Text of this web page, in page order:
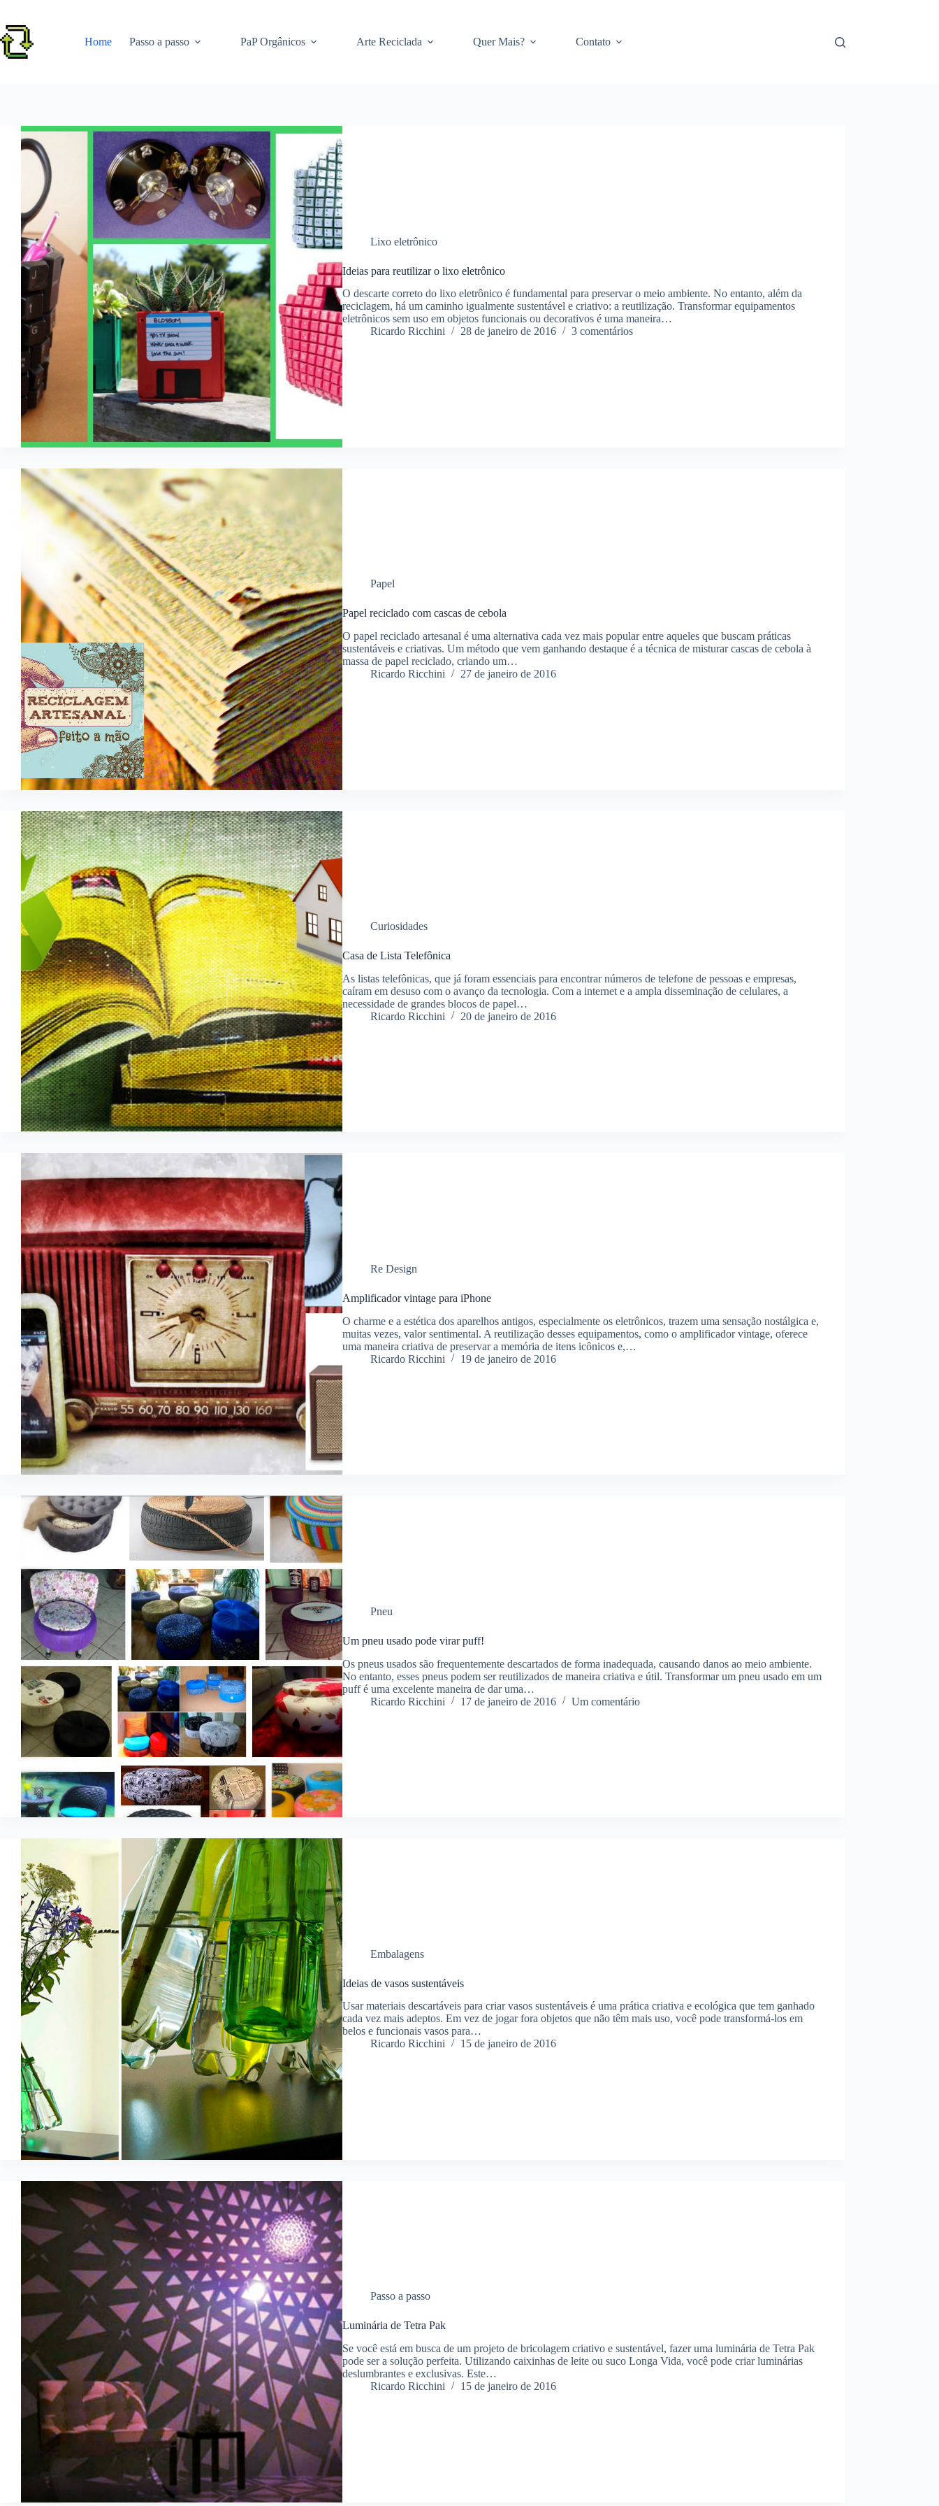
conteúdo
Home Passo a passo PaP Orgânicos Arte Reciclada Quer Mais? Contato
Lixo eletrônico
Ideias para reutilizar o lixo eletrônico
O descarte correto do lixo eletrônico é fundamental para preservar o meio ambiente. No entanto, além da
reciclagem, há um caminho igualmente sustentável e criativo: a reutilização. Transformar equipamentos
eletrônicos sem uso em objetos funcionais ou decorativos é uma maneira…
Ricardo Ricchini
28 de janeiro de 2016 3 comentários
Papel
Papel reciclado com cascas de cebola
O papel reciclado artesanal é uma alternativa cada vez mais popular entre aqueles que buscam práticas
sustentáveis e criativas. Um método que vem ganhando destaque é a técnica de misturar cascas de cebola à
massa de papel reciclado, criando um…
Ricardo Ricchini
27 de janeiro de 2016
Curiosidades
Casa de Lista Telefônica
As listas telefônicas, que já foram essenciais para encontrar números de telefone de pessoas e empresas,
caíram em desuso com o avanço da tecnologia. Com a internet e a ampla disseminação de celulares, a
necessidade de grandes blocos de papel…
Ricardo Ricchini
20 de janeiro de 2016
Re Design
Amplificador vintage para iPhone
O charme e a estética dos aparelhos antigos, especialmente os eletrônicos, trazem uma sensação nostálgica e,
muitas vezes, valor sentimental. A reutilização desses equipamentos, como o amplificador vintage, oferece
uma maneira criativa de preservar a memória de itens icônicos e,…
Ricardo Ricchini
19 de janeiro de 2016
Pneu
Um pneu usado pode virar puff!
Os pneus usados são frequentemente descartados de forma inadequada, causando danos ao meio ambiente.
No entanto, esses pneus podem ser reutilizados de maneira criativa e útil. Transformar um pneu usado em um
puff é uma excelente maneira de dar uma…
Ricardo Ricchini
17 de janeiro de 2016 Um comentário
Embalagens
Ideias de vasos sustentáveis
Usar materiais descartáveis para criar vasos sustentáveis é uma prática criativa e ecológica que tem ganhado
cada vez mais adeptos. Em vez de jogar fora objetos que não têm mais uso, você pode transformá-los em
belos e funcionais vasos para…
Ricardo Ricchini
15 de janeiro de 2016
Passo a passo
Luminária de Tetra Pak
Se você está em busca de um projeto de bricolagem criativo e sustentável, fazer uma luminária de Tetra Pak
pode ser a solução perfeita. Utilizando caixinhas de leite ou suco Longa Vida, você pode criar luminárias
deslumbrantes e exclusivas. Este…
Ricardo Ricchini
15 de janeiro de 2016